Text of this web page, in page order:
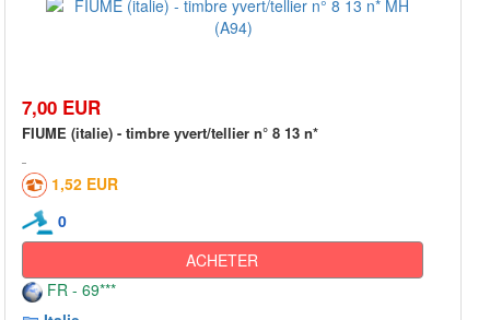
7,00 EUR
FIUME (italie) - timbre yvert/tellier n° 8 13 n*
1,52 EUR
0
ACHETER
FR - 69***